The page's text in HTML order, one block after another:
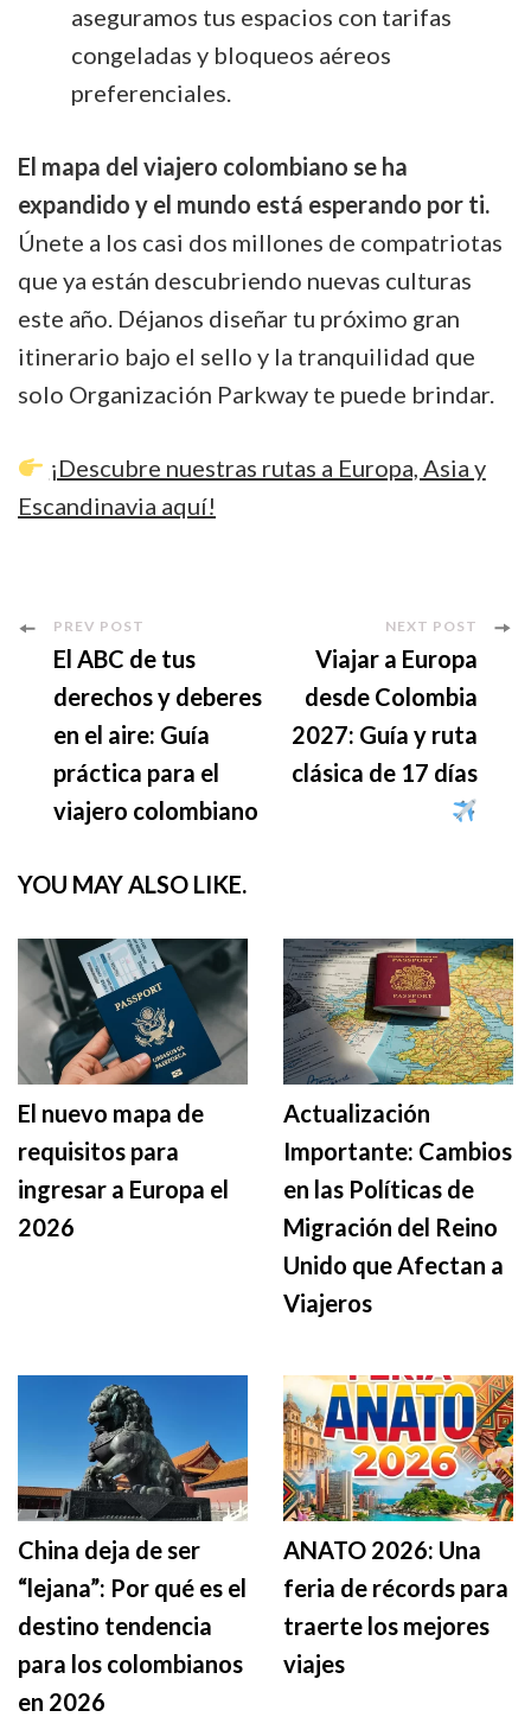
aseguramos tus espacios con tarifas
congeladas y bloqueos aéreos
preferenciales.
El mapa del viajero colombiano se ha
expandido y el mundo está esperando por ti.
Únete a los casi dos millones de compatriotas
que ya están descubriendo nuevas culturas
este año. Déjanos diseñar tu próximo gran
itinerario bajo el sello y la tranquilidad que
solo Organización Parkway te puede brindar.
¡Descubre nuestras rutas a Europa, Asia y
Escandinavia aquí!
Post
Navigation
PREV POST
El ABC de tus
derechos y deberes
en el aire: Guía
práctica para el
viajero colombiano
NEXT POST
Viajar a Europa
desde Colombia
2027: Guía y ruta
clásica de 17 días
YOU MAY ALSO LIKE.
El nuevo mapa de
requisitos para
ingresar a Europa el
2026
Actualización
Importante: Cambios
en las Políticas de
Migración del Reino
Unido que Afectan a
Viajeros
China deja de ser
“lejana”: Por qué es el
destino tendencia
para los colombianos
en 2026
ANATO 2026: Una
feria de récords para
traerte los mejores
viajes